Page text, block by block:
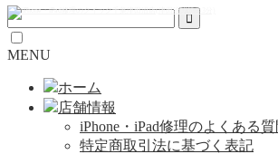
MENU
ホーム
店舗情報
iPhone・iPad修理のよくある質
特定商取引法に基づく表記